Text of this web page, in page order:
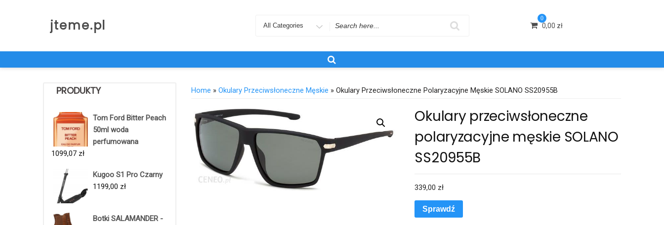
jteme.pl
Search
0
0,00 zł
PRODUKTY
Tom Ford Bitter Peach
50ml woda
perfumowana
1099,07 zł
Kugoo S1 Pro Czarny
1199,00 zł
Botki SALAMANDER -
Home » Okulary Przeciwsłoneczne Męskie » Okulary Przeciwsłoneczne Polaryzacyjne Męskie SOLANO SS20955B
Okulary przeciwsłoneczne
polaryzacyjne męskie SOLANO
SS20955B
339,00 zł
Sprawdź